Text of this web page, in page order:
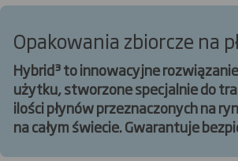
Opakowania zbiorcze na
Hybrid³ to innowacyjne
użytku, stworzone specjalnie do
ilości płynów przeznaczonych na
na całym świecie. Gwarantuje